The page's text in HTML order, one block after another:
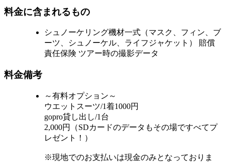
料金に含まれるもの
シュノーケリング機材一式（マスク、フィン、ブ
ーツ、シュノーケル、ライフジャケット） 賠償
責任保険 ツアー時の撮影データ
料金備考
～有料オプション～
ウエットスーツ/1着1000円
gopro貸し出し/1台
2,000円（SDカードのデータもその場ですべてプ
レゼント！）
※現地でのお支払いは現金のみとなっておりま